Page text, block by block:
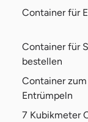
Thüringen
Becker
Umweltservice
Container für
Container für
bestellen
Container zum
Entrümpeln
7 Kubikmeter